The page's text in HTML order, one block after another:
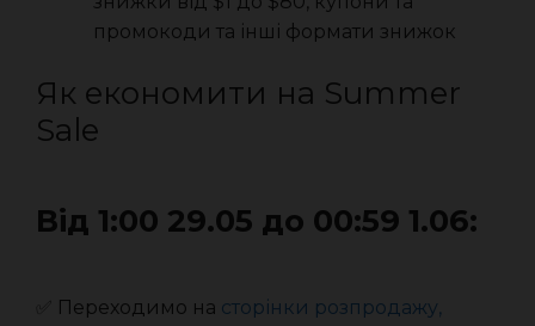
промокоди та інші формати знижок
Як економити на Summer
Sale
Від 1:00 29.05 до 00:59 1.06:
✅ Переходимо на сторінки розпродажу,